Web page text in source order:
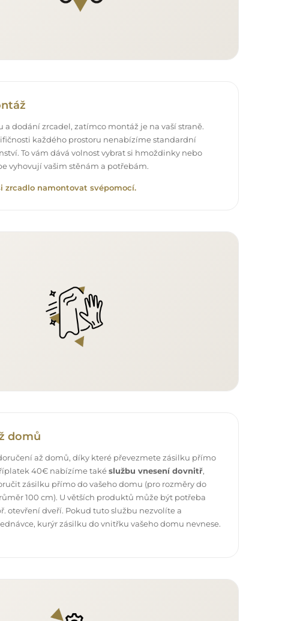
a dodání zrcadel, zatímco montáž je na vaší straně.
každého prostoru nenabízíme standardní
To vám dává volnost vybrat si hmoždinky nebo
vyhovují vašim stěnám a potřebám.
zrcadlo namontovat svépomocí.
domů
až domů, díky které převezmete zásilku přímo
40€ nabízíme takéslužbu vnesení dovnitř,
zásilku přímo do vašeho domu (pro rozměry do
100 cm). U větších produktů může být potřeba
otevření dveří. Pokud tuto službu nezvolíte a
kurýr zásilku do vnitřku vašeho domu nevnese.